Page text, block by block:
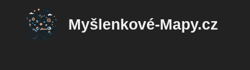
Přeskočit
Myšlenkové-Mapy.cz